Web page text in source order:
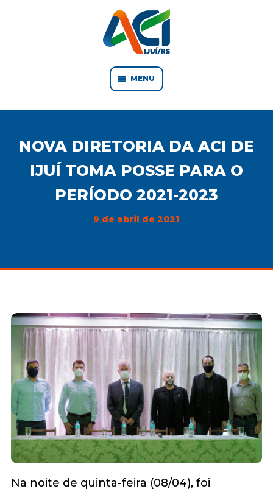
MENU
NOVA DIRETORIA DA ACI DE
IJUÍ TOMA POSSE PARA O
PERÍODO 2021-2023
9 de abril de 2021
Na noite de quinta-feira (08/04), foi